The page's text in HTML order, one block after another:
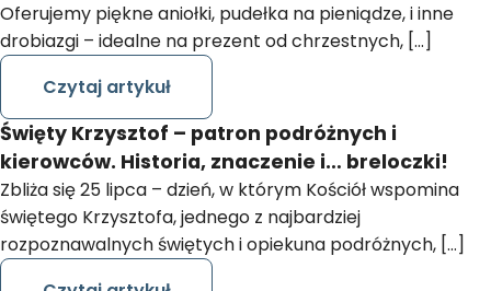
Oferujemy piękne aniołki, pudełka na pieniądze, i inne
drobiazgi – idealne na prezent od chrzestnych, […]
Czytaj artykuł
Święty Krzysztof – patron podróżnych i
kierowców. Historia, znaczenie i… breloczki!
Zbliża się 25 lipca – dzień, w którym Kościół wspomina
świętego Krzysztofa, jednego z najbardziej
rozpoznawalnych świętych i opiekuna podróżnych, […]